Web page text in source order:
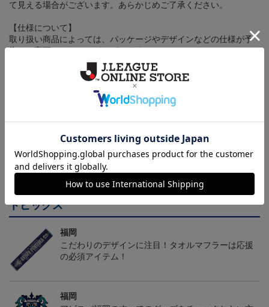
て見える場合がございます。あらかじめご了承ください。
【仕様について】
取り扱い商品によっては、パッケージやデザインなどの仕様が予
告なく変更になることがございます。
ヘルプページ
トピックス
福岡
こだわりのデザインに注目！タオルマフラーは応援
の必須アイテム！
福岡